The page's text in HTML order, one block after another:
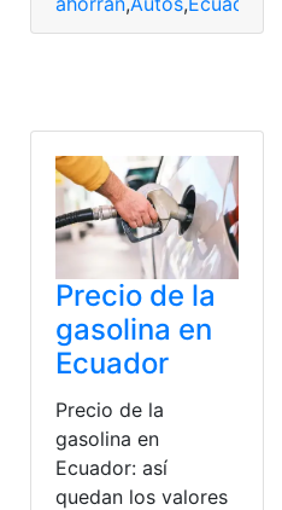
Precio de la
gasolina en
Ecuador
Precio de la
gasolina en
Ecuador: así
quedan los valores